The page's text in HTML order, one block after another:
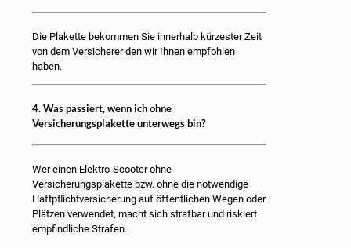
Die Plakette bekommen Sie innerhalb kürzester Zeit
von dem Versicherer den wir Ihnen empfohlen
haben.
4. Was passiert, wenn ich ohne
Versicherungsplakette unterwegs bin?
Wer einen Elektro-Scooter ohne
Versicherungsplakette bzw. ohne die notwendige
Haftpflichtversicherung auf öffentlichen Wegen oder
Plätzen verwendet, macht sich strafbar und riskiert
empfindliche Strafen.